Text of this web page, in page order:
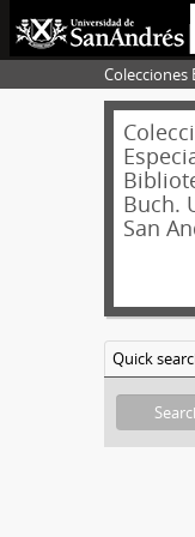
Colecciones
Buch.
San
Quick